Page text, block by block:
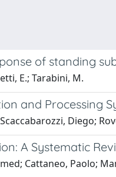
of standing
E.; Tarabini, M.
and Processing
Diego;
A Systematic
Cattaneo, Paolo;